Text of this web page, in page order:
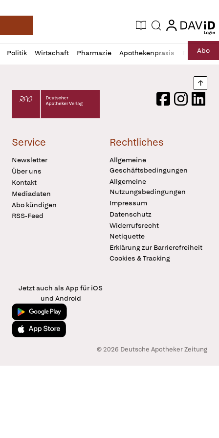
Deutsche Apotheker Zeitung
Aktuelle Ausgabe
Suche login
login
Politik Wirtschaft Pharmazie Apothekenpraxis RechtAbo
Profil
öffnen
Daz
Pur
Deutscher Apotheker Verlag Logo
FacebookInstagram
Service
Newsletter
Über uns
Kontakt
Mediadaten
Abo kündigen
RSS-Feed
Rechtliches
Allgemeine
Geschäftsbedingungen
Allgemeine
Nutzungsbedingungen
Impressum
Datenschutz
Widerrufsrecht
Netiquette
Erklärung zur Barrierefreiheit
Cookies & Tracking
Jetzt auch als App für iOS
und Android
Jetzt bei Google Play
Laden im App Store
© 2026 Deutsche Apotheker Zeitung